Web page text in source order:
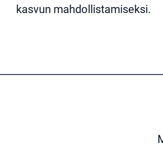
kasvun mahdollistamiseksi.